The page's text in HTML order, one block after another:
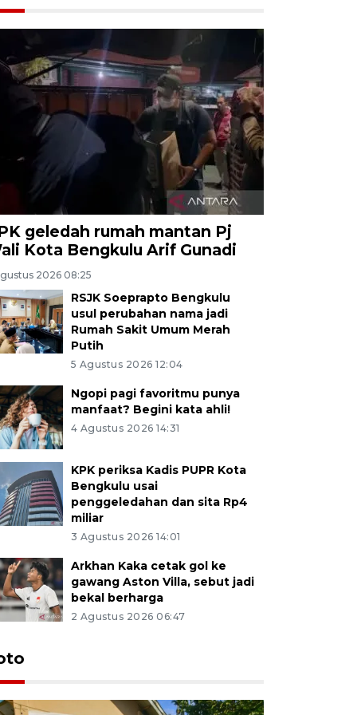
geledah rumah mantan Pj
Kota Bengkulu Arif Gunadi
2026 08:25
RSJK Soeprapto Bengkulu
usul perubahan nama jadi
Rumah Sakit Umum Merah
Putih
5 Agustus 2026 12:04
Ngopi pagi favoritmu punya
manfaat? Begini kata ahli!
4 Agustus 2026 14:31
KPK periksa Kadis PUPR Kota
Bengkulu usai
penggeledahan dan sita Rp4
miliar
3 Agustus 2026 14:01
Arkhan Kaka cetak gol ke
gawang Aston Villa, sebut jadi
bekal berharga
2 Agustus 2026 06:47